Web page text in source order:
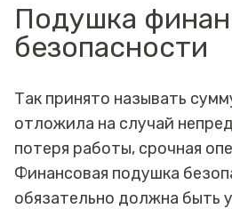
Подушка
безопасности
Так принято называть
отложила на случай
потеря работы, срочная
Финансовая подушка
обязательно должна быть